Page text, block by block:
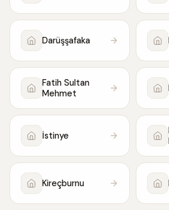
Darüşşafaka
Fatih Sultan
Mehmet
İstinye
Kireçburnu